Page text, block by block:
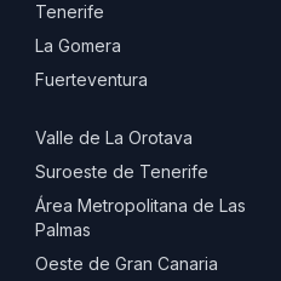
Tenerife
La Gomera
Fuerteventura
Valle de La Orotava
Suroeste de Tenerife
Área Metropolitana de Las
Palmas
Oeste de Gran Canaria